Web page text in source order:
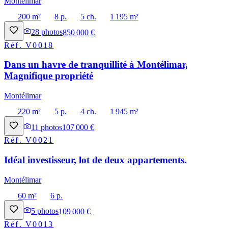
200 m²
8 p. 5 ch.
1 195 m²
28 photos850 000 €
Réf.V0018
Dans un havre de tranquillité à Montélimar,
Magnifique propriété
Montélimar
220 m²
5 p. 4 ch.
1 945 m²
11 photos107 000 €
Réf.V0021
Idéal investisseur, lot de deux appartements.
Montélimar
60 m²
6 p.
5 photos109 000 €
Réf.V0013